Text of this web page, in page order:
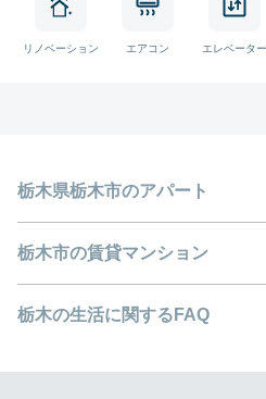
リノベーション エアコン エレベーター
栃木県栃木市のアパート
近く、電車やバスで簡単にアクセスする
したと言われています。これにより、商
栄えるようになりました。
栃木市の賃貸マンション
です。子供の学校の近くに住みたい、職
栃木の生活に関するFAQ
Q